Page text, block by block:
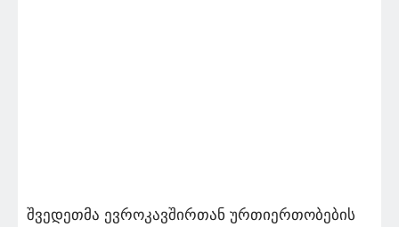
შვედეთმა ევროკავშირთან ურთიერთობების